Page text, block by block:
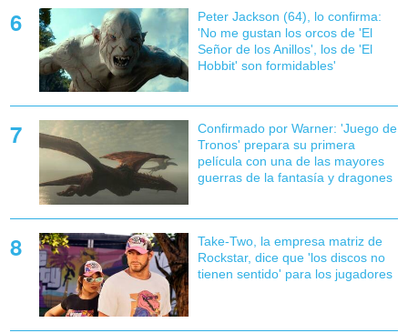
Peter Jackson (64), lo confirma:
'No me gustan los orcos de 'El
Señor de los Anillos', los de 'El
Hobbit' son formidables'
Confirmado por Warner: 'Juego de
Tronos' prepara su primera
película con una de las mayores
guerras de la fantasía y dragones
Take-Two, la empresa matriz de
Rockstar, dice que 'los discos no
tienen sentido' para los jugadores